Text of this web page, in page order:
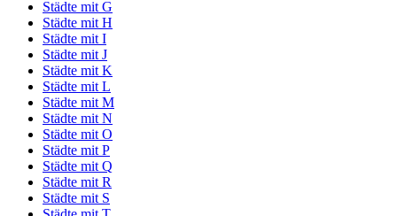
Städte mit G
Städte mit H
Städte mit I
Städte mit J
Städte mit K
Städte mit L
Städte mit M
Städte mit N
Städte mit O
Städte mit P
Städte mit Q
Städte mit R
Städte mit S